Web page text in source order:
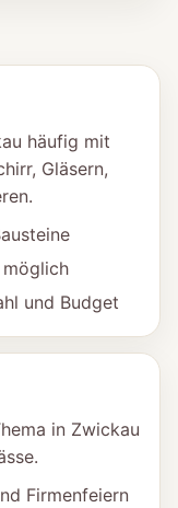
häufig mit
Gläsern,
und Budget
in Zwickau
Firmenfeiern